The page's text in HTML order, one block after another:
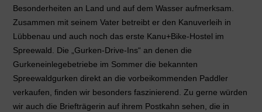
Besonderheiten an Land und auf dem Wasser aufmerksam.
Zusammen mit seinem Vater betreibt er den Kanuverleih in
Lübbenau und auch noch das erste Kanu+Bike-Hostel im
Spreewald. Die „Gurken-Drive-Ins“ an denen die
Gurkeneinlegebetriebe im Sommer die bekannten
Spreewaldgurken direkt an die vorbeikommenden Paddler
verkaufen, finden wir besonders faszinierend. Zu gerne würden
wir auch die Briefträgerin auf ihrem Postkahn sehen, die in